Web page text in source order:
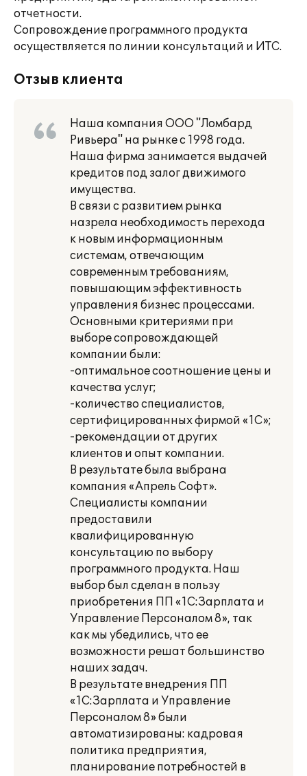
отчетности.
Сопровождение программного продукта
осуществляется по линии консультаций и ИТС.
Отзыв клиента
Наша компания ООО "Ломбард
Ривьера" на рынке с 1998 года.
Наша фирма занимается выдачей
кредитов под залог движимого
имущества.
В связи с развитием рынка
назрела необходимость перехода
к новым информационным
системам, отвечающим
современным требованиям,
повышающим эффективность
управления бизнес процессами.
Основными критериями при
выборе сопровождающей
компании были:
-оптимальное соотношение цены и
качества услуг;
-количество специалистов,
сертифицированных фирмой «1С»;
-рекомендации от других
клиентов и опыт компании.
В результате была выбрана
компания «Апрель Софт».
Специалисты компании
предоставили
квалифицированную
консультацию по выбору
программного продукта. Наш
выбор был сделан в пользу
приобретения ПП «1С:Зарплата и
Управление Персоналом 8», так
как мы убедились, что ее
возможности решат большинство
наших задач.
В результате внедрения ПП
«1С:Зарплата и Управление
Персоналом 8» были
автоматизированы: кадровая
политика предприятия,
планирование потребностей в